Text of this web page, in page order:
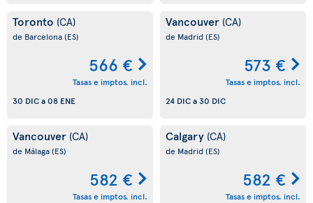
Toronto (CA)
de Barcelona(ES)
566 €
Tasas e imptos. incl.
30 DICa08 ENE
Vancouver (CA)
de Madrid(ES)
573 €
Tasas e imptos. incl.
24 DICa 30 DIC
Vancouver (CA)
de Málaga(ES)
582 €
Tasas e imptos. incl.
Calgary (CA)
de Madrid(ES)
582 €
Tasas e imptos. incl.